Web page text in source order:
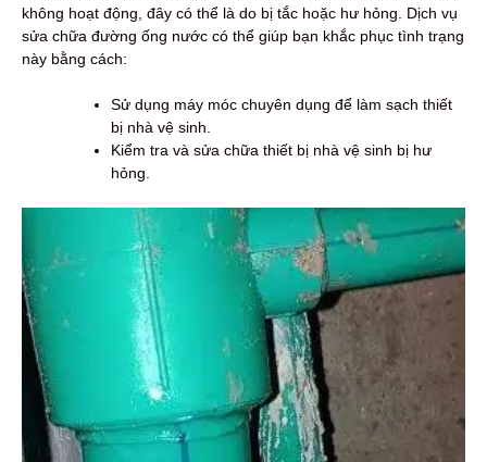
không hoạt động, đây có thể là do bị tắc hoặc hư hỏng. Dịch vụ
sửa chữa đường ống nước có thể giúp bạn khắc phục tình trạng
này bằng cách:
Sử dụng máy móc chuyên dụng để làm sạch thiết
bị nhà vệ sinh.
Kiểm tra và sửa chữa thiết bị nhà vệ sinh bị hư
hỏng.